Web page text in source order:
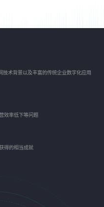
术背景以及丰富的传统企业数字化应用
效率低下等问题
得的相当成就